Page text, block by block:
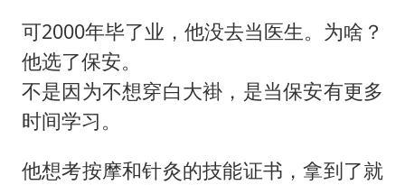
可2000年毕了业，他没去当医生。为啥？
他选了保安。
不是因为不想穿白大褂，是当保安有更多
时间学习。
他想考按摩和针灸的技能证书，拿到了就